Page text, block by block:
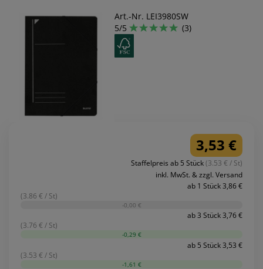
Art.-Nr. LEI3980SW
5/5
(3)
3,53 €
Staffelpreis ab 5 Stück(3.53 € / St)
inkl. MwSt. & zzgl. Versand
ab 1 Stück 3,86 €
(3.86 € / St)
-0,00 €
ab 3 Stück 3,76 €
(3.76 € / St)
-0,29 €
ab 5 Stück 3,53 €
(3.53 € / St)
-1,61 €